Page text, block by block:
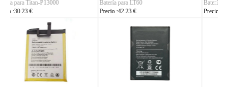
Batería para RA07503-1091
Precio :24.23 €
Batería para RA07504-1091
Precio :24.23 €